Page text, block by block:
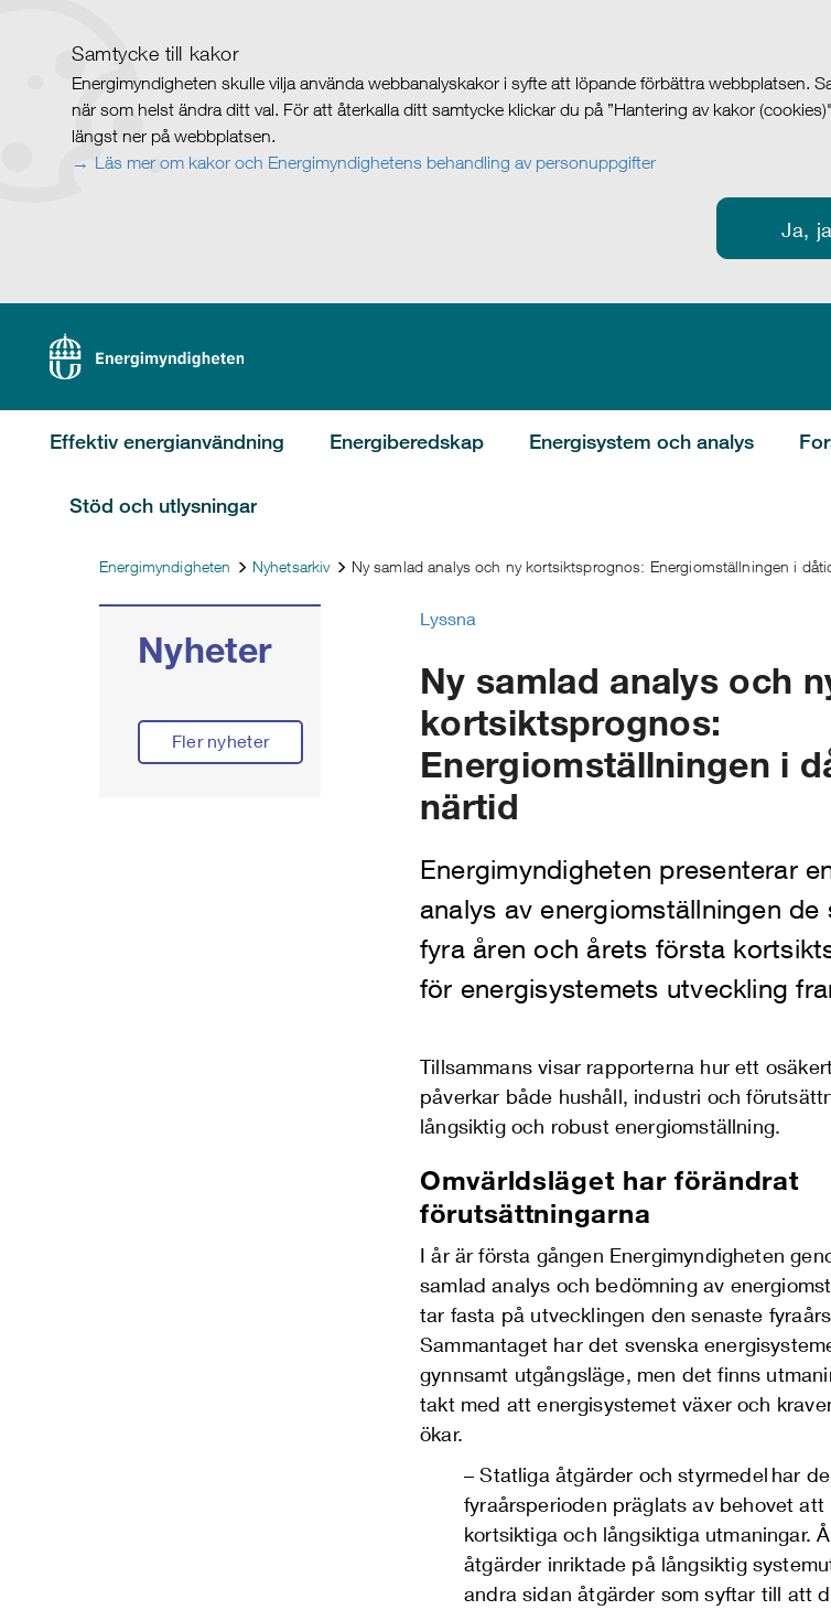
Samtycke till kakor
Energimyndigheten skulle vilja använda webbanalyskakor i syfte att löpande förbättra webbplatsen.
när som helst ändra ditt val. För att återkalla ditt samtycke klickar du på ”Hantering av kakor
längst ner på webbplatsen.
Läs mer om kakor och Energimyndighetens behandling av personuppgifter
Ja,
Effektiv energianvändning Energiberedskap Energisystem och analys
Stöd och utlysningar
Energimyndigheten Nyhetsarkiv Ny samlad analys och ny kortsiktsprognos: Energiomställningen i
Lyssna
Ny samlad analys och
kortsiktsprognos:
Energiomställningen i
närtid
Energimyndigheten presenterar
analys av energiomställningen de
fyra åren och årets första
för energisystemets utveckling
Tillsammans visar rapporterna hur ett
påverkar både hushåll, industri och
långsiktig och robust energiomställning.
Omvärldslägethar förändrat
förutsättningarna
I år är första gången Energimyndigheten
samlad analys och bedömning av
tar fasta på utvecklingen den senaste
Sammantaget har det svenska
gynnsamt utgångsläge, men det finns
takt med att energisystemet växer och
ökar.
– Statliga åtgärder och styrmedel har
fyraårsperioden präglats av behovet
kortsiktiga och långsiktiga utmaningar.
åtgärder inriktade på långsiktig
andra sidan åtgärder som syftar till att
Nyheter
Fler nyheter